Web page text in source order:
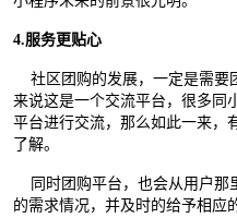
4.服务更贴心
社区团购的发展，一定是需要
来说这是一个交流平台，很多同
平台进行交流，那么如此一来，
了解。
同时团购平台，也会从用户那
的需求情况，并及时的给予相应